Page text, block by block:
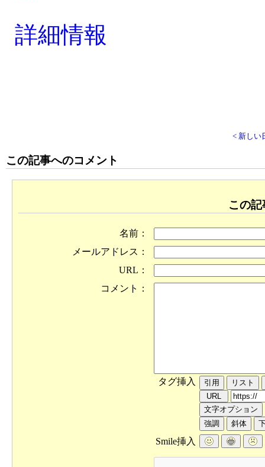
詳細情報
< 新しい
この記事へのコメント
この
名前：
メールアドレス：
URL：
コメント：
タグ挿入
Smile挿入